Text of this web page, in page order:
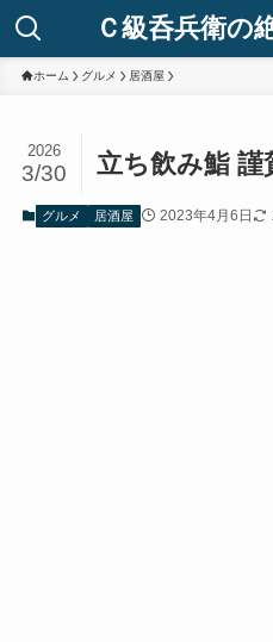
Ｃ級呑兵衛の
ホーム グルメ 居酒屋
立ち飲み鮨 謹
2026
3/30
グルメ 居酒屋 2023年4月6日